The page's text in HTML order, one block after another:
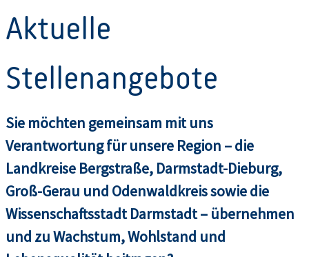
Aktuelle
Stellenangebote
Sie möchten gemeinsam mit uns
Verantwortung für unsere Region – die
Landkreise Bergstraße, Darmstadt-Dieburg,
Groß-Gerau und Odenwaldkreis sowie die
Wissenschaftsstadt Darmstadt – übernehmen
und zu Wachstum, Wohlstand und